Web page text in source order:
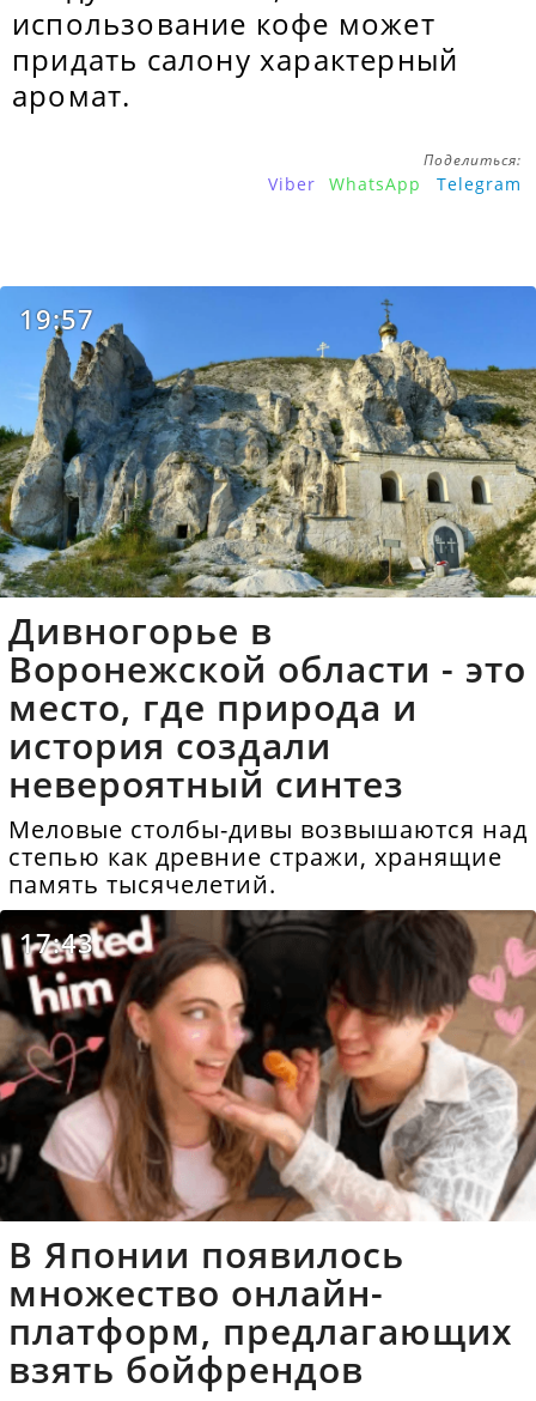
использование кофе может
придать салону характерный
аромат.
Поделиться:
Viber WhatsApp Telegram
19:57
Дивногорье в
Воронежской области - это
место, где природа и
история создали
невероятный синтез
Меловые столбы-дивы возвышаются над
степью как древние стражи, хранящие
память тысячелетий.
17:43
В Японии появилось
множество онлайн-
платформ, предлагающих
взять бойфрендов